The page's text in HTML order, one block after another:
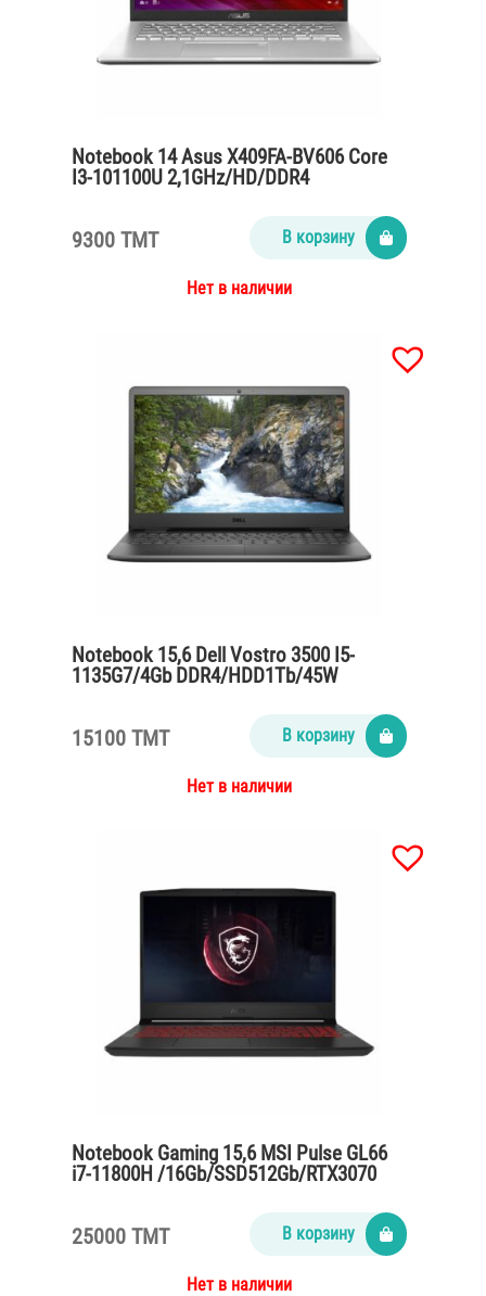
Notebook 14 Asus X409FA-BV606 Core
I3-101100U 2,1GHz/HD/DDR4
9300 TMT В корзину
Нет в наличии
Notebook 15,6 Dell Vostro 3500 I5-
1135G7/4Gb DDR4/HDD1Tb/45W
15100 TMT В корзину
Нет в наличии
Notebook Gaming 15,6 MSI Pulse GL66
i7-11800H /16Gb/SSD512Gb/RTX3070
25000 TMT В корзину
Нет в наличии